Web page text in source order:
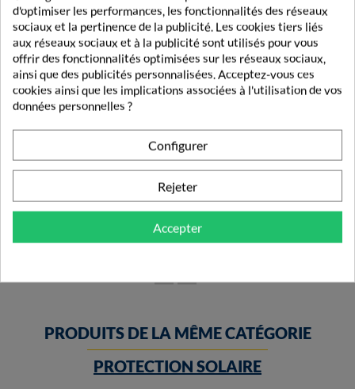
PRODUITS DE LA MÊME CATÉGORIE
PROTECTION SOLAIRE
d'optimiser les performances, les fonctionnalités des réseaux
sociaux et la pertinence de la publicité. Les cookies tiers liés
aux réseaux sociaux et à la publicité sont utilisés pour vous
offrir des fonctionnalités optimisées sur les réseaux sociaux,
ainsi que des publicités personnalisées. Acceptez-vous ces
cookies ainsi que les implications associées à l'utilisation de vos
données personnelles ?
Configurer
Rejeter
Accepter